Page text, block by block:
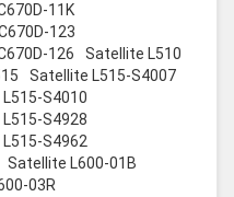
11K
123
126
Satellite L510
Satellite L515-S4007
S4010
S4928
S4962
Satellite L600-01B
03R